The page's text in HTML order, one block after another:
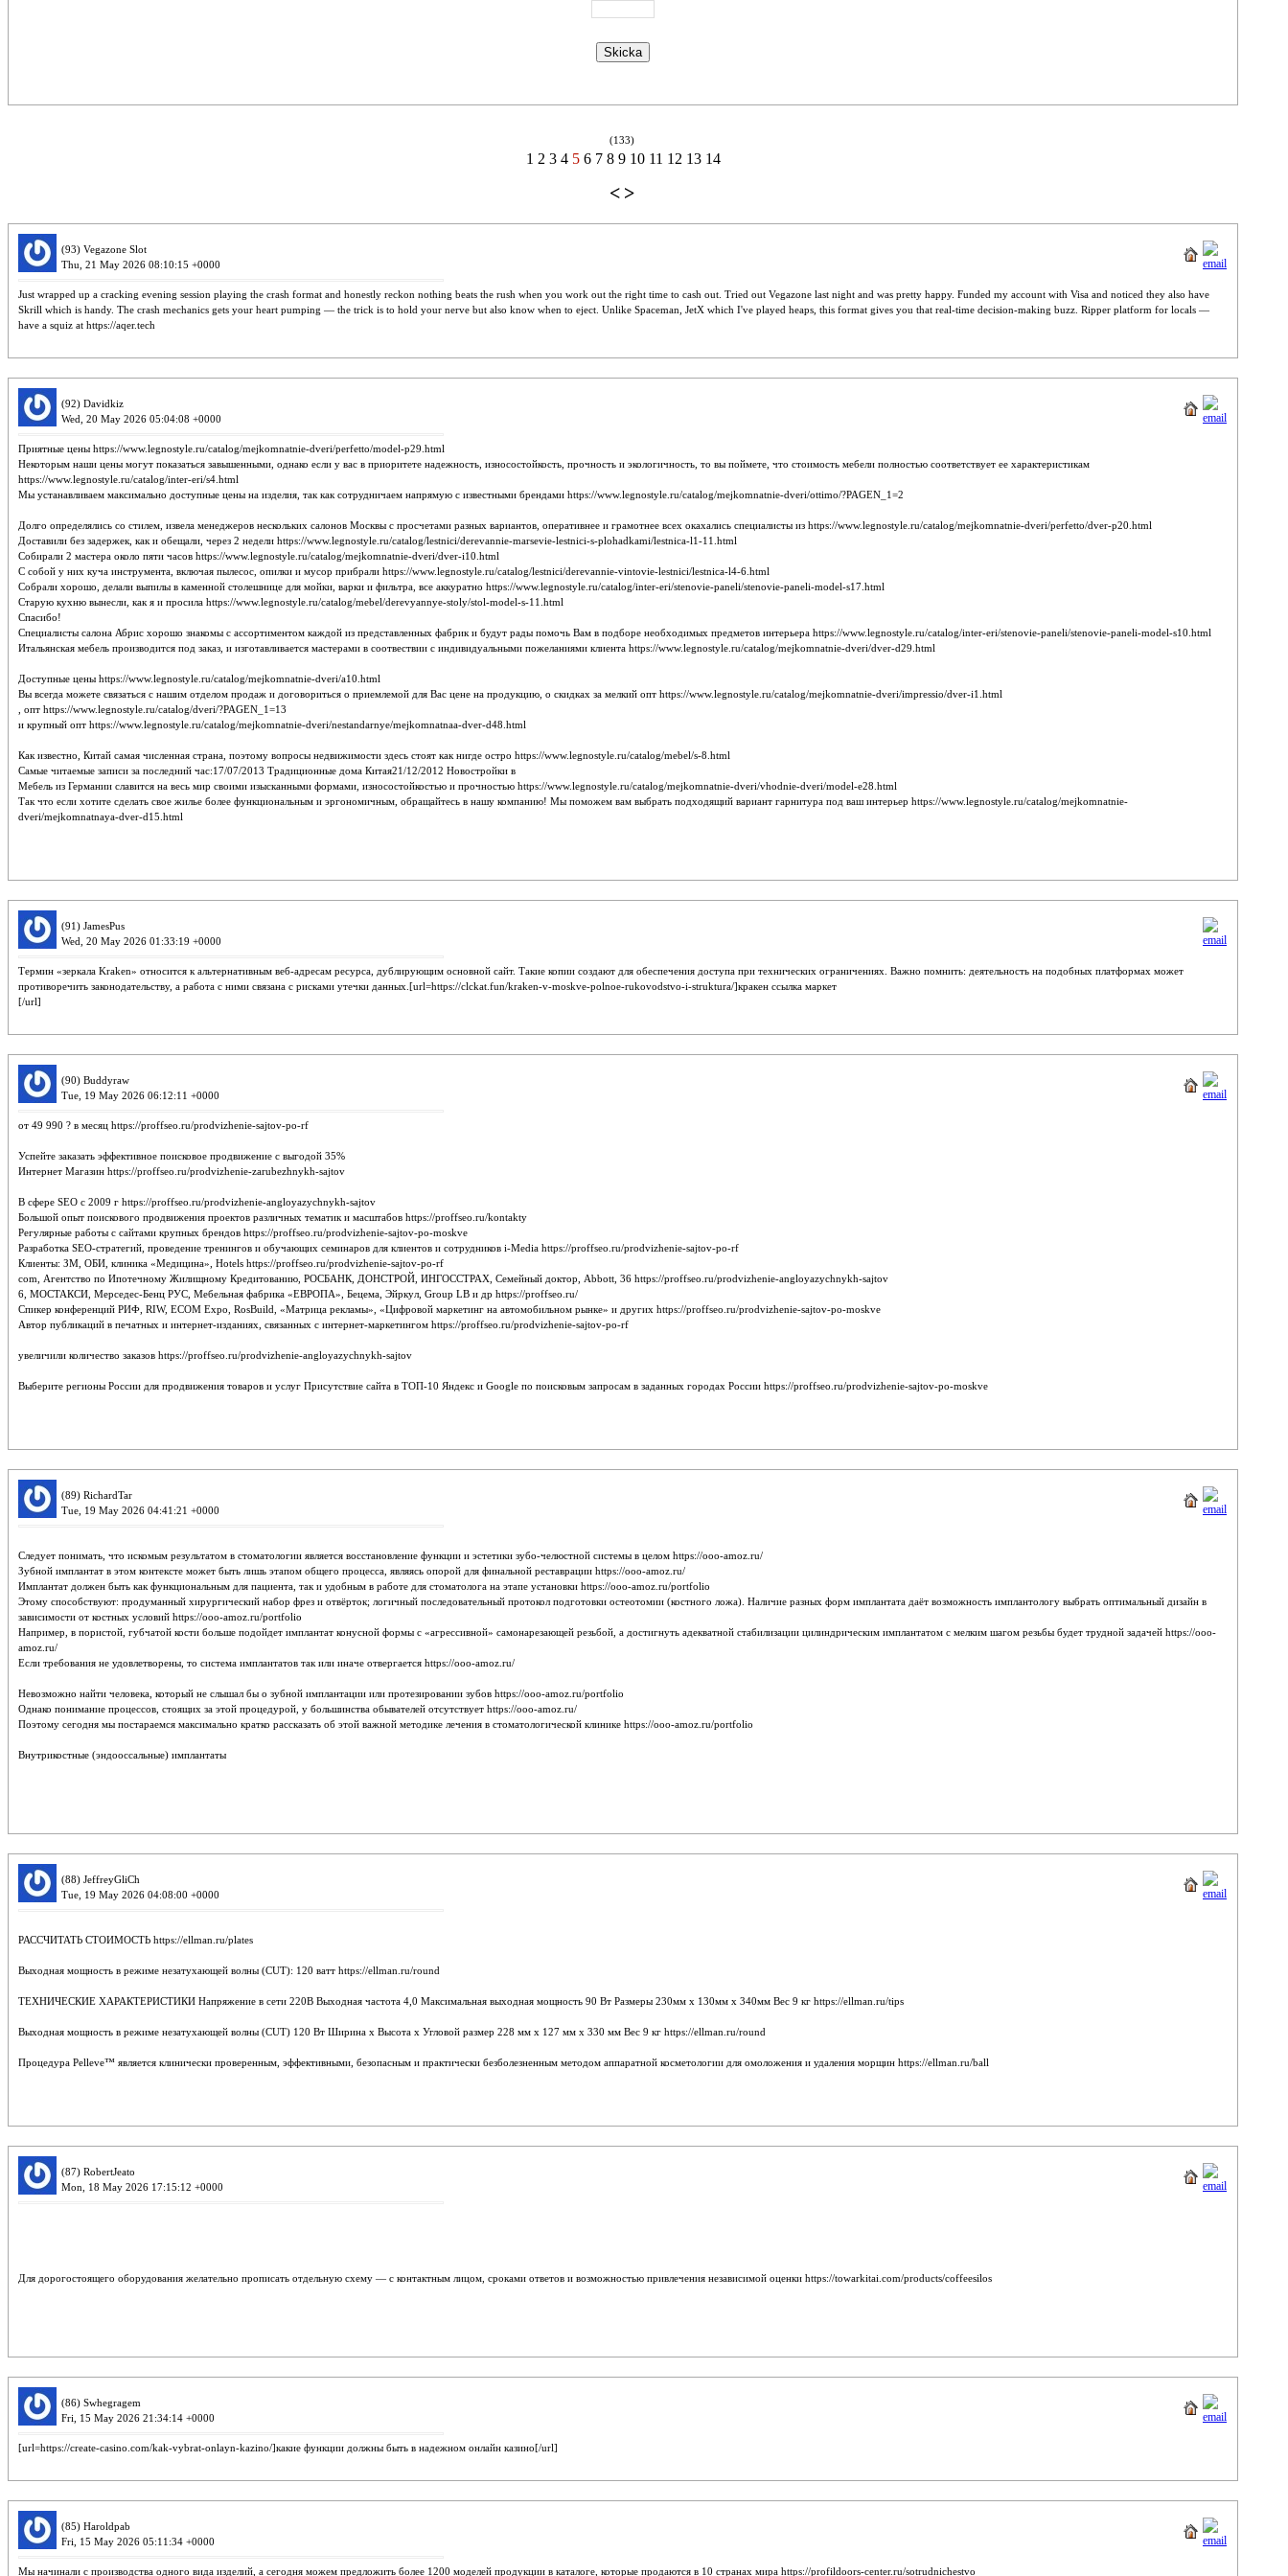
(133)
1 2 3 4 56 7 8 9 10 11 12 13 14
< >
(93) Vegazone Slot
Thu, 21 May 2026 08:10:15 +0000
Just wrapped up a cracking evening session playing the crash format and honestly reckon nothing beats the rush when you work out the right time to cash out. Tried out Vegazone last night and was pretty happy. Funded my account with Visa and noticed they also have
Skrill which is handy. The crash mechanics gets your heart pumping — the trick is to hold your nerve but also know when to eject. Unlike Spaceman, JetX which I've played heaps, this format gives you that real-time decision-making buzz. Ripper platform for locals —
have a squiz at https://aqer.tech
(92) Davidkiz
Wed, 20 May 2026 05:04:08 +0000
Приятные цены https://www.legnostyle.ru/catalog/mejkomnatnie-dveri/perfetto/model-p29.html
Некоторым наши цены могут показаться завышенными, однако если у вас в приоритете надежность, износостойкость, прочность и экологичность, то вы поймете, что стоимость мебели полностью соответствует ее характеристикам
https://www.legnostyle.ru/catalog/inter-eri/s4.html
Мы устанавливаем максимально доступные цены на изделия, так как сотрудничаем напрямую с известными брендами https://www.legnostyle.ru/catalog/mejkomnatnie-dveri/ottimo/?PAGEN_1=2
Долго определялись со стилем, извела менеджеров нескольких салонов Москвы с просчетами разных вариантов, оперативнее и грамотнее всех окахались специалисты из https://www.legnostyle.ru/catalog/mejkomnatnie-dveri/perfetto/dver-p20.html
Доставили без задержек, как и обещали, через 2 недели https://www.legnostyle.ru/catalog/lestnici/derevannie-marsevie-lestnici-s-plohadkami/lestnica-l1-11.html
Собирали 2 мастера около пяти часов https://www.legnostyle.ru/catalog/mejkomnatnie-dveri/dver-i10.html
С собой у них куча инструмента, включая пылесос, опилки и мусор прибрали https://www.legnostyle.ru/catalog/lestnici/derevannie-vintovie-lestnici/lestnica-l4-6.html
Собрали хорошо, делали выпилы в каменной столешнице для мойки, варки и фильтра, все аккуратно https://www.legnostyle.ru/catalog/inter-eri/stenovie-paneli/stenovie-paneli-model-s17.html
Старую кухню вынесли, как я и просила https://www.legnostyle.ru/catalog/mebel/derevyannye-stoly/stol-model-s-11.html
Спасибо!
Специалисты салона Абрис хорошо знакомы с ассортиментом каждой из представленных фабрик и будут рады помочь Вам в подборе необходимых предметов интерьера https://www.legnostyle.ru/catalog/inter-eri/stenovie-paneli/stenovie-paneli-model-s10.html
Итальянская мебель производится под заказ, и изготавливается мастерами в соотвествии с индивидуальными пожеланиями клиента https://www.legnostyle.ru/catalog/mejkomnatnie-dveri/dver-d29.html
Доступные цены https://www.legnostyle.ru/catalog/mejkomnatnie-dveri/a10.html
Вы всегда можете связаться с нашим отделом продаж и договориться о приемлемой для Вас цене на продукцию, о скидках за мелкий опт https://www.legnostyle.ru/catalog/mejkomnatnie-dveri/impressio/dver-i1.html
, опт https://www.legnostyle.ru/catalog/dveri/?PAGEN_1=13
и крупный опт https://www.legnostyle.ru/catalog/mejkomnatnie-dveri/nestandarnye/mejkomnatnaa-dver-d48.html
Как известно, Китай самая численная страна, поэтому вопросы недвижимости здесь стоят как нигде остро https://www.legnostyle.ru/catalog/mebel/s-8.html
Самые читаемые записи за последний час:17/07/2013 Традиционные дома Китая21/12/2012 Новостройки в
Мебель из Германии славится на весь мир своими изысканными формами, износостойкостью и прочностью https://www.legnostyle.ru/catalog/mejkomnatnie-dveri/vhodnie-dveri/model-e28.html
Так что если хотите сделать свое жилье более функциональным и эргономичным, обращайтесь в нашу компанию! Мы поможем вам выбрать подходящий вариант гарнитура под ваш интерьер https://www.legnostyle.ru/catalog/mejkomnatnie-
dveri/mejkomnatnaya-dver-d15.html
(91) JamesPus
Wed, 20 May 2026 01:33:19 +0000
Термин «зеркала Kraken» относится к альтернативным веб-адресам ресурса, дублирующим основной сайт. Такие копии создают для обеспечения доступа при технических ограничениях. Важно помнить: деятельность на подобных платформах может
противоречить законодательству, а работа с ними связана с рисками утечки данных.[url=https://clckat.fun/kraken-v-moskve-polnoe-rukovodstvo-i-struktura/]кракен ссылка маркет
[/url]
(90) Buddyraw
Tue, 19 May 2026 06:12:11 +0000
от 49 990 ? в месяц https://proffseo.ru/prodvizhenie-sajtov-po-rf
Успейте заказать эффективное поисковое продвижение с выгодой 35%
Интернет Магазин https://proffseo.ru/prodvizhenie-zarubezhnykh-sajtov
В сфере SEO с 2009 г https://proffseo.ru/prodvizhenie-angloyazychnykh-sajtov
Большой опыт поискового продвижения проектов различных тематик и масштабов https://proffseo.ru/kontakty
Регулярные работы с сайтами крупных брендов https://proffseo.ru/prodvizhenie-sajtov-po-moskve
Разработка SEO-стратегий, проведение тренингов и обучающих семинаров для клиентов и сотрудников i-Media https://proffseo.ru/prodvizhenie-sajtov-po-rf
Клиенты: ЗМ, ОБИ, клиника «Медицина», Hotels https://proffseo.ru/prodvizhenie-sajtov-po-rf
com, Агентство по Ипотечному Жилищному Кредитованию, РОСБАНК, ДОНСТРОЙ, ИНГОССТРАХ, Семейный доктор, Abbott, 36 https://proffseo.ru/prodvizhenie-angloyazychnykh-sajtov
6, МОСТАКСИ, Мерседес-Бенц РУС, Мебельная фабрика «ЕВРОПА», Бецема, Эйркул, Group LB и др https://proffseo.ru/
Спикер конференций РИФ, RIW, ECOM Expo, RosBuild, «Матрица рекламы», «Цифровой маркетинг на автомобильном рынке» и других https://proffseo.ru/prodvizhenie-sajtov-po-moskve
Автор публикаций в печатных и интернет-изданиях, связанных с интернет-маркетингом https://proffseo.ru/prodvizhenie-sajtov-po-rf
увеличили количество заказов https://proffseo.ru/prodvizhenie-angloyazychnykh-sajtov
Выберите регионы России для продвижения товаров и услуг Присутствие сайта в ТОП-10 Яндекс и Google по поисковым запросам в заданных городах России https://proffseo.ru/prodvizhenie-sajtov-po-moskve
(89) RichardTar
Tue, 19 May 2026 04:41:21 +0000
Следует понимать, что искомым результатом в стоматологии является восстановление функции и эстетики зубо-челюстной системы в целом https://ooo-amoz.ru/
Зубной имплантат в этом контексте может быть лишь этапом общего процесса, являясь опорой для финальной реставрации https://ooo-amoz.ru/
Имплантат должен быть как функциональным для пациента, так и удобным в работе для стоматолога на этапе установки https://ooo-amoz.ru/portfolio
Этому способствуют: продуманный хирургический набор фрез и отвёрток; логичный последовательный протокол подготовки остеотомии (костного ложа). Наличие разных форм имплантата даёт возможность имплантологу выбрать оптимальный дизайн в
зависимости от костных условий https://ooo-amoz.ru/portfolio
Например, в пористой, губчатой кости больше подойдет имплантат конусной формы с «агрессивной» самонарезающей резьбой, а достигнуть адекватной стабилизации цилиндрическим имплантатом с мелким шагом резьбы будет трудной задачей https://ooo-
amoz.ru/
Если требования не удовлетворены, то система имплантатов так или иначе отвергается https://ooo-amoz.ru/
Невозможно найти человека, который не слышал бы о зубной имплантации или протезировании зубов https://ooo-amoz.ru/portfolio
Однако понимание процессов, стоящих за этой процедурой, у большинства обывателей отсутствует https://ooo-amoz.ru/
Поэтому сегодня мы постараемся максимально кратко рассказать об этой важной методике лечения в стоматологической клинике https://ooo-amoz.ru/portfolio
Внутрикостные (эндооссальные) имплантаты
(88) JeffreyGliCh
Tue, 19 May 2026 04:08:00 +0000
РАССЧИТАТЬ СТОИМОСТЬ https://ellman.ru/plates
Выходная мощность в режиме незатухающей волны (СUT): 120 ватт https://ellman.ru/round
ТЕХНИЧЕСКИЕ ХАРАКТЕРИСТИКИ Напряжение в сети 220В Выходная частота 4,0 Максимальная выходная мощность 90 Вт Размеры 230мм х 130мм х 340мм Вес 9 кг https://ellman.ru/tips
Выходная мощность в режиме незатухающей волны (СUT) 120 Вт Ширина х Высота х Угловой размер 228 мм х 127 мм х 330 мм Вес 9 кг https://ellman.ru/round
Процедура Pelleve™ является клинически проверенным, эффективными, безопасным и практически безболезненным методом аппаратной косметологии для омоложения и удаления морщин https://ellman.ru/ball
(87) RobertJeato
Mon, 18 May 2026 17:15:12 +0000
Для дорогостоящего оборудования желательно прописать отдельную схему — с контактным лицом, сроками ответов и возможностью привлечения независимой оценки https://towarkitai.com/products/coffeesilos
(86) Swhegragem
Fri, 15 May 2026 21:34:14 +0000
[url=https://create-casino.com/kak-vybrat-onlayn-kazino/]какие функции должны быть в надежном онлайн казино[/url]
(85) Haroldpab
Fri, 15 May 2026 05:11:34 +0000
Мы начинали с производства одного вида изделий, а сегодня можем предложить более 1200 моделей продукции в каталоге, которые продаются в 10 странах мира https://profildoors-center.ru/sotrudnichestvo